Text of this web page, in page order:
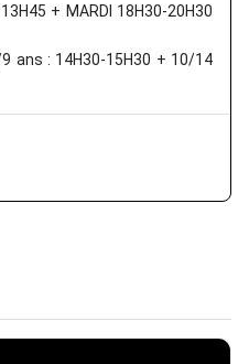
+ MARDI 18H30-20H30
ans : 14H30-15H30 + 10/14